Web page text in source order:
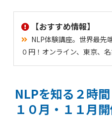
【おすすめ情報】
NLP体験講座。世界最先
０円！オンライン、東京、
NLPを知る２時
１０月・１１月